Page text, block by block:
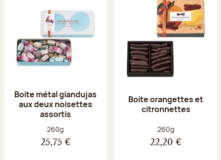
Boite métal giandujas
aux deux noisettes
assortis
Poids net :
260g
25,75 €
Boite orangettes et
citronnettes
Poids net :
260g
22,20 €